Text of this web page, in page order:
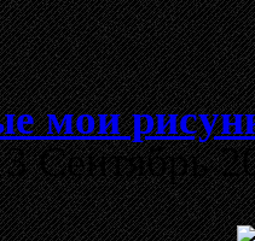
мои
Сентябрь